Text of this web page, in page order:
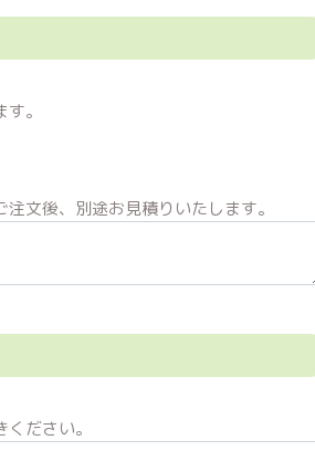
。
文後、別途お見積りいたします。
ださい。